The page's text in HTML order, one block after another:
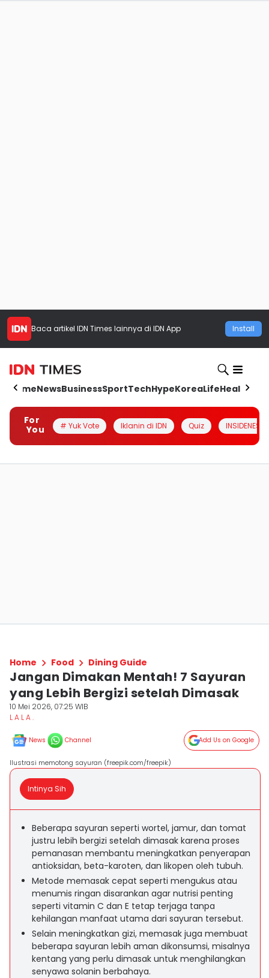
Baca artikel IDN Times lainnya di IDN App Install
HomeNewsBusinessSportTechHypeKoreaLifeHealth
For
You
# Yuk Vote Iklanin di IDN Quiz INSIDENESIA
Home Food Dining Guide
Jangan Dimakan Mentah! 7 Sayuran
yang Lebih Bergizi setelah Dimasak
10 Mei 2026, 07:25 WIB
L A L A .
News Channel Add Us on Google
Ilustrasi memotong sayuran (freepik.com/freepik)
Intinya Sih
Beberapa sayuran seperti wortel, jamur, dan tomat
justru lebih bergizi setelah dimasak karena proses
pemanasan membantu meningkatkan penyerapan
antioksidan, beta-karoten, dan likopen oleh tubuh.
Metode memasak cepat seperti mengukus atau
menumis ringan disarankan agar nutrisi penting
seperti vitamin C dan E tetap terjaga tanpa
kehilangan manfaat utama dari sayuran tersebut.
Selain meningkatkan gizi, memasak juga membuat
beberapa sayuran lebih aman dikonsumsi, misalnya
kentang yang perlu dimasak untuk menghilangkan
senyawa solanin berbahaya.